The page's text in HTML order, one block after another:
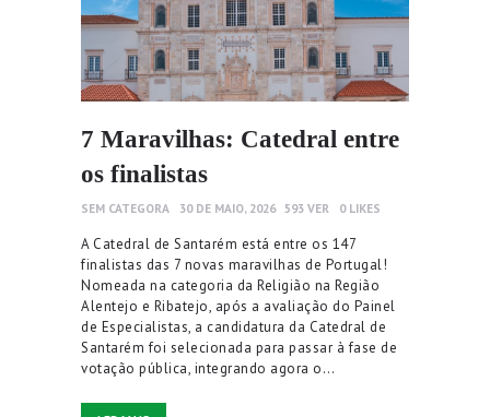
7 Maravilhas: Catedral entre
os finalistas
SEM CATEGORA 30 DE MAIO, 2026 593 VER 0 LIKES
A Catedral de Santarém está entre os 147
finalistas das 7 novas maravilhas de Portugal!
Nomeada na categoria da Religião na Região
Alentejo e Ribatejo, após a avaliação do Painel
de Especialistas, a candidatura da Catedral de
Santarém foi selecionada para passar à fase de
votação pública, integrando agora o…